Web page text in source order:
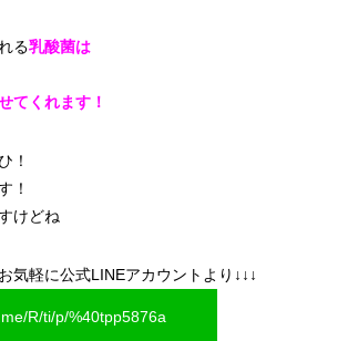
る乳酸菌は
てくれます！
！
！
けどね
気軽に公式LINEアカウントより↓↓↓
R/ti/p/%40tpp5876a